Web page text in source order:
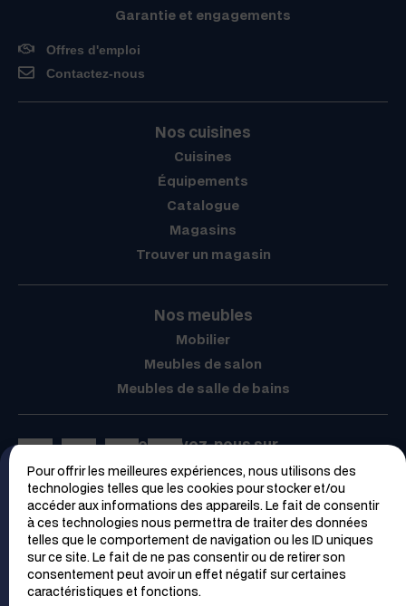
Pour offrir les meilleures expériences, nous utilisons des
technologies telles que les cookies pour stocker et/ou
accéder aux informations des appareils. Le fait de consentir
à ces technologies nous permettra de traiter des données
telles que le comportement de navigation ou les ID uniques
sur ce site. Le fait de ne pas consentir ou de retirer son
consentement peut avoir un effet négatif sur certaines
caractéristiques et fonctions.
Garantie et engagements
Offres d'emploi
Contactez-nous
Nos cuisines
Cuisines
Équipements
Catalogue
Magasins
Trouver un magasin
Nos meubles
Mobilier
Meubles de salon
Meubles de salle de bains
Retrouvez-nous sur
Espace PRO
Trouver un magasin